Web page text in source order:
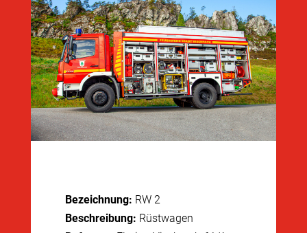
Bezeichnung: RW 2
Beschreibung: Rüstwagen